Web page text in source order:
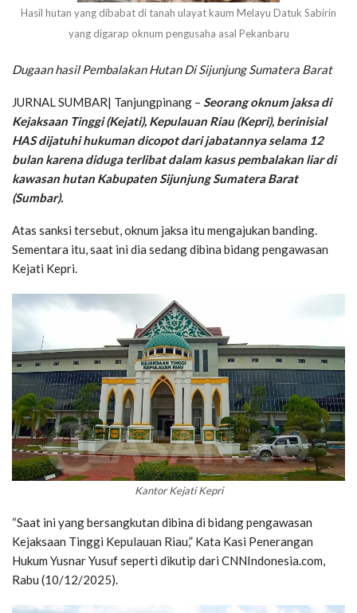
Hasil hutan yang dibabat di tanah ulayat kaum Melayu Datuk Sabirin
yang digarap oknum pengusaha asal Pekanbaru
Dugaan hasil Pembalakan Hutan Di Sijunjung Sumatera Barat
JURNAL SUMBAR| Tanjungpinang – Seorang oknum jaksa di
Kejaksaan Tinggi (Kejati), Kepulauan Riau (Kepri), berinisial
HAS dijatuhi hukuman dicopot dari jabatannya selama 12
bulan karena diduga terlibat dalam kasus pembalakan liar di
kawasan hutan Kabupaten Sijunjung Sumatera Barat
(Sumbar).
Atas sanksi tersebut, oknum jaksa itu mengajukan banding.
Sementara itu, saat ini dia sedang dibina bidang pengawasan
Kejati Kepri.
Kantor Kejati Kepri
“Saat ini yang bersangkutan dibina di bidang pengawasan
Kejaksaan Tinggi Kepulauan Riau,” Kata Kasi Penerangan
Hukum Yusnar Yusuf seperti dikutip dari CNNIndonesia.com,
Rabu (10/12/2025).